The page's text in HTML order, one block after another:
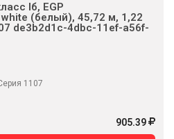
Iб, EGP
(белый), 45,72 м, 1,22
de3b2d1c-4dbc-11ef-a56f-
1107
905.39